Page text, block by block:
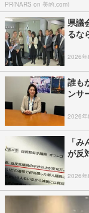
PR(NARS on 美的.com)
県議
るな
2026年
誰も
ンサ
2026年
「
が反
2026年